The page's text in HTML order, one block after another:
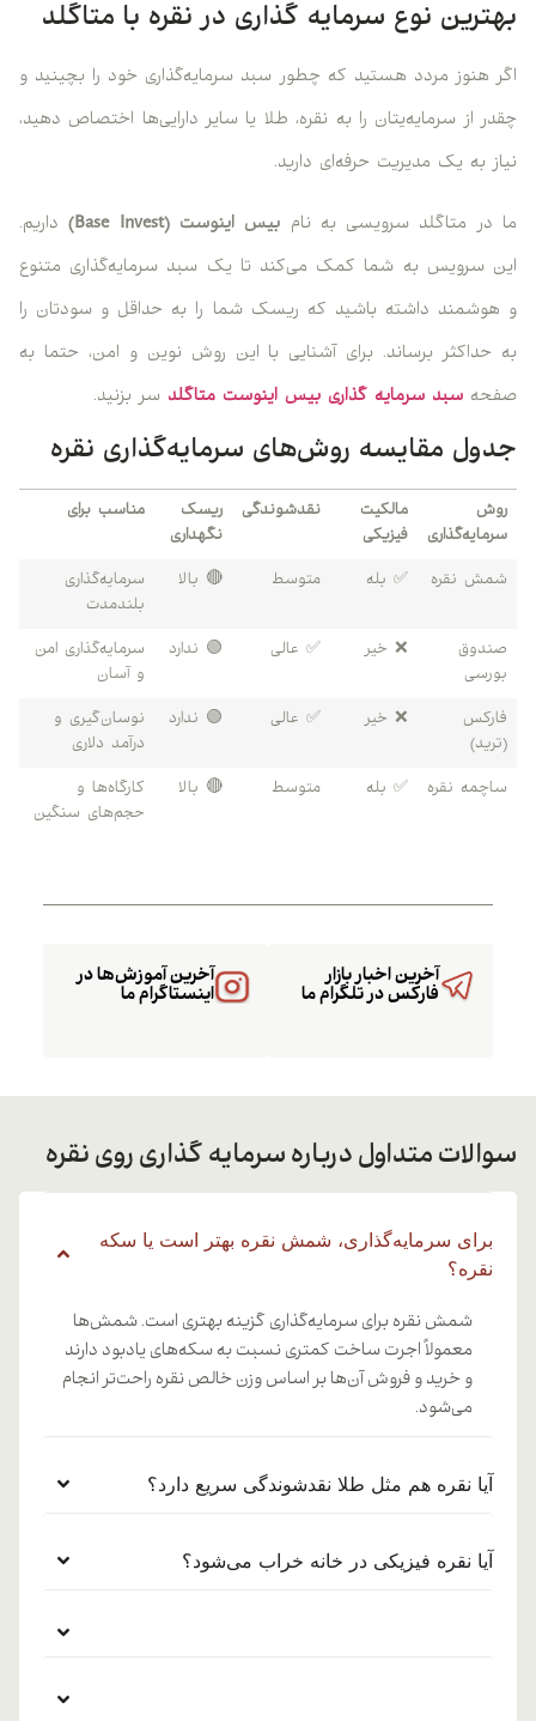
بهترین نوع سرمایه گذاری در نقره با متاگلد
اگر هنوز مردد هستید که چطور سبد سرمایه‌گذاری خود را بچینید و
چقدر از سرمایه‌یتان را به نقره، طلا یا سایر دارایی‌ها اختصاص دهید،
نیاز به یک مدیریت حرفه‌ای دارید.
ما در متاگلد سرویسی به نام بیس اینوست (Base Invest)
داریم.
این سرویس به شما کمک می‌کند تا یک سبد سرمایه‌گذاری متنوع
و هوشمند داشته باشید که ریسک شما را به حداقل و سودتان را
به حداکثر برساند. برای آشنایی با این روش نوین و امن، حتما به
صفحه سبد سرمایه گذاری بیس اینوست متاگلد سر بزنید.
جدول مقایسه روش‌های سرمایه‌گذاری نقره
روش
سرمایه‌گذاری
مالکیت
فیزیکی
نقدشوندگی
ریسک
نگهداری
مناسب برای
شمش نقره ✅ بله متوسط 🔴 بالا
سرمایه‌گذاری
بلندمدت
صندوق
بورسی
❌ خیر ✅ عالی 🟢 ندارد
سرمایه‌گذاری امن
و آسان
فارکس
(ترید)
❌ خیر ✅ عالی 🟢 ندارد
نوسان‌گیری و
درآمد دلاری
ساچمه نقره ✅ بله متوسط 🔴 بالا
کارگاه‌ها و
حجم‌های سنگین
آخرین آموزش‌ها در
اینستاگرام ما
آخرین اخبار بازار
فارکس در تلگرام ما
سوالات متداول درباره سرمایه گذاری روی نقره
برای سرمایه‌گذاری، شمش نقره بهتر است یا سکه
نقره؟
شمش نقره برای سرمایه‌گذاری گزینه بهتری است. شمش‌ها
معمولاً اجرت ساخت کمتری نسبت به سکه‌های یادبود دارند
و خرید و فروش آن‌ها بر اساس وزن خالص نقره راحت‌تر انجام
می‌شود.
آیا نقره هم مثل طلا نقدشوندگی سریع دارد؟
آیا نقره فیزیکی در خانه خراب می‌شود؟